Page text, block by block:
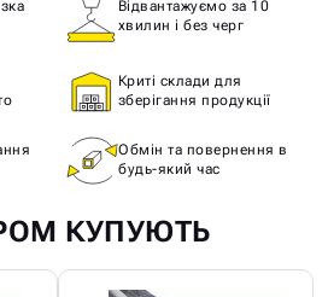
Відвантажуємо за 10
хвилин і без черг
Криті склади для
зберігання продукції
Обмін та повернення в
будь-який час
КУПУЮТЬ